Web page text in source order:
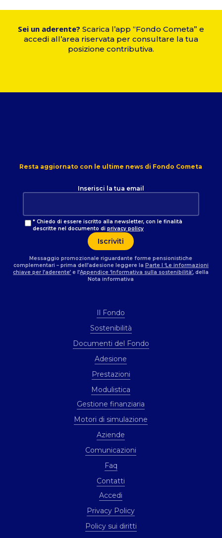
Sei un aderente? Scarica l’app “Fondo Cometa” e
accedi all’area riservata per consultare la tua
posizione contributiva.
Resta aggiornato con le ultime news di Fondo Cometa
Inserisci la tua email
* Chiedo di essere iscritto alla newsletter, con le finalità
descritte nel documento di privacy policy
Messaggio promozionale riguardante forme pensionistiche
complementari – prima dell’adesione leggere la Parte I ‘Le informazioni
chiave per l’aderente’ e l’Appendice ‘Informativa sulla sostenibilità’, della
Nota informativa
Il Fondo
Sostenibilità
Documenti del Fondo
Adesione
Prestazioni
Modulistica
Gestione finanziaria
Motori di simulazione
Aziende
Comunicazioni
Faq
Contatti
Accedi
Privacy Policy
Policy sui diritti